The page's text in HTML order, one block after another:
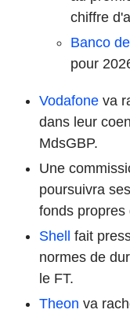
chiffre
Banco
pour
Vodafone va
dans leur
MdsGBP.
Une
poursuivra
fonds propres
Shell fait
normes de
le FT.
Theon va